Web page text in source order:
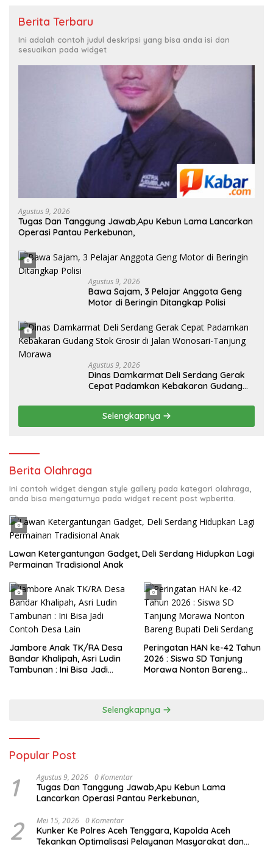
Berita Terbaru
Ini adalah contoh judul deskripsi yang bisa anda isi dan
sesuaikan pada widget
Agustus 9, 2026
Tugas Dan Tanggung Jawab,Apu Kebun Lama Lancarkan
Operasi Pantau Perkebunan,
Agustus 9, 2026
Bawa Sajam, 3 Pelajar Anggota Geng
Motor di Beringin Ditangkap Polisi
Agustus 9, 2026
Dinas Damkarmat Deli Serdang Gerak
Cepat Padamkan Kebakaran Gudang
Morawa
Selengkapnya
Berita Olahraga
Ini contoh widget dengan style gallery pada kategori olahraga,
anda bisa mengaturnya pada widget recent post wpberita.
Lawan Ketergantungan Gadget, Deli Serdang Hidupkan Lagi
Permainan Tradisional Anak
Jambore Anak TK/RA Desa
Bandar Khalipah, Asri Ludin
Tambunan : Ini Bisa Jadi
Peringatan HAN ke-42 Tahun
2026 : Siswa SD Tanjung
Morawa Nonton Bareng
Selengkapnya
Popular Post
1 Agustus 9, 2026 0 Komentar
Tugas Dan Tanggung Jawab,Apu Kebun Lama
Lancarkan Operasi Pantau Perkebunan,
2 Mei 15, 2026 0 Komentar
Kunker Ke Polres Aceh Tenggara, Kapolda Aceh
Tekankan Optimalisasi Pelayanan Masyarakat dan